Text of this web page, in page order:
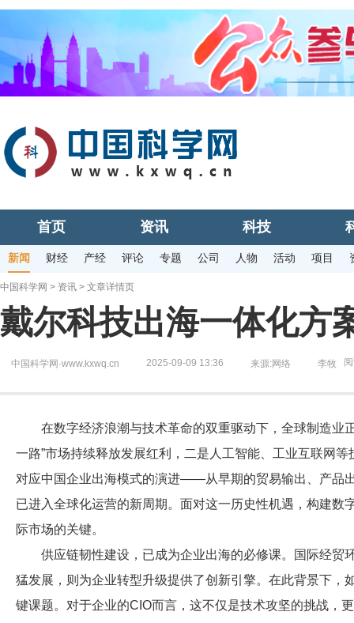
首页 资讯 科技
新闻 财经 产经 评论 专题 公司 人物 活动 项目
中国科学网 > 资讯 > 文章详情页
戴尔科技出海一体化方
中国科学网·www.kxwq.cn 2025-09-09 13:36 来源:网络 李牧 阅
在数字经济浪潮与技术革命的双重驱动下，全球制造业
一路”市场持续释放发展红利，二是人工智能、工业互联网
对应中国企业出海模式的演进——从早期的贸易输出、产品
已进入全球化运营的新周期。面对这一历史性机遇，构建
际市场的关键。
供应链韧性建设，已成为企业出海的必修课。国际经贸
猛发展，则为企业转型升级提供了创新引擎。在此背景下
键课题。对于企业的CIO而言，这不仅是技术攻坚的挑战，